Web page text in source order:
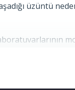
üzüntü